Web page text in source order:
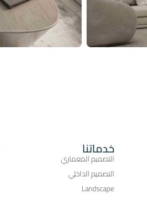
خدماتنا
التصميم المعماري
التصميم الداخلي
Landscape